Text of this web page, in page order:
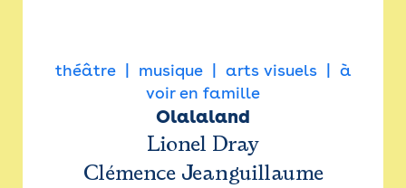
théâtre musique arts visuels
à
voir en famille
Olalaland
Lionel Dray
Clémence Jeanguillaume